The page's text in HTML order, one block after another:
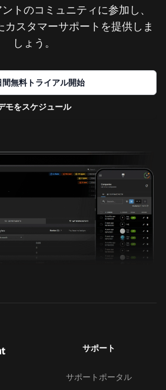
トのコミュニティに参加し、
スタマーサポートを提供しま
しょう。
無料トライアル開始
モをスケジュール
サポート
サポートポータル